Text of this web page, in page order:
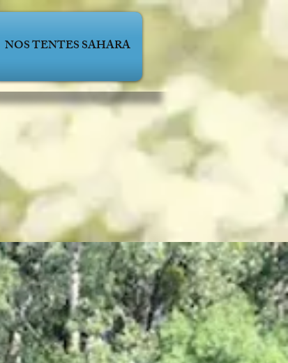
NOS TENTES SAHARA